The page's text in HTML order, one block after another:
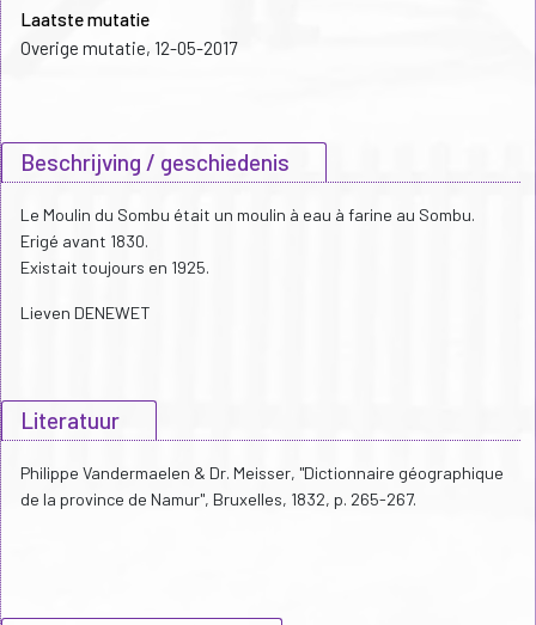
Laatste mutatie
Overige mutatie, 12-05-2017
Beschrijving / geschiedenis
Le Moulin du Sombu était un moulin à eau à farine au Sombu.
Erigé avant 1830.
Existait toujours en 1925.
Lieven DENEWET
Literatuur
Philippe Vandermaelen & Dr. Meisser, "Dictionnaire géographique
de la province de Namur", Bruxelles, 1832, p. 265-267.